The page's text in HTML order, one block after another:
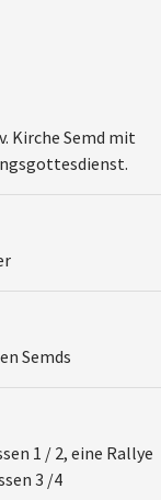
Kirche Semd mit
Semds
1 / 2, eine Rallye
3 /4